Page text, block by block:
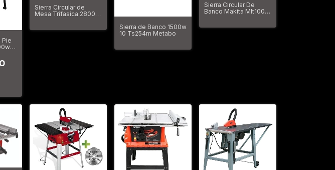
Pie
Sierra Circular de
Mesa Trifasica 2800w
Sierra de Banco 1500w
10 Ts254m Metabo
Sierra Circular De
Banco Makita Mlt100